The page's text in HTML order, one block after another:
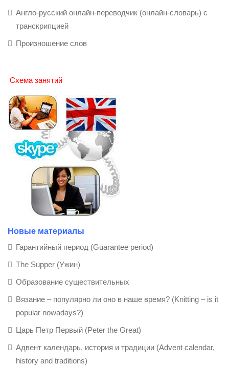
Англо-русский онлайн-переводчик (онлайн-словарь) с
транскрипцией
Произношение слов
Схема занятий
Новые материалы
Гарантийный период (Guarantee period)
The Supper (Ужин)
Образование существительных
Вязание – популярно ли оно в наше время? (Knitting – is it
popular nowadays?)
Царь Петр Первый (Peter the Great)
Адвент календарь, история и традиции (Advent calendar,
history and traditions)